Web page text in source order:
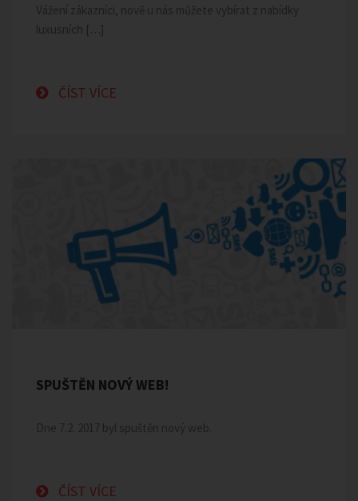
Vážení zákazníci, nově u nás můžete vybírat z nabídky
luxusních […]
ČÍST VÍCE
SPUŠTĚN NOVÝ WEB!
Dne 7.2. 2017 byl spuštěn nový web.
ČÍST VÍCE